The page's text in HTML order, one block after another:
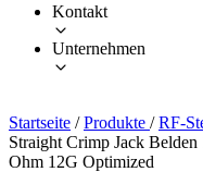
Kontakt
Unternehmen
Startseite / Produkte / RF-
Straight Crimp Jack
Ohm 12G Optimized